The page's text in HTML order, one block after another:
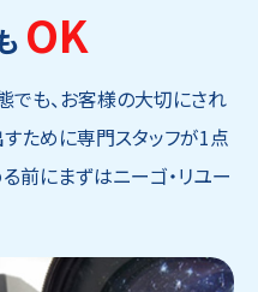
OK
でも、お客様の大切にされ
ために専門スタッフが1点
前にまずはニーゴ・リユー